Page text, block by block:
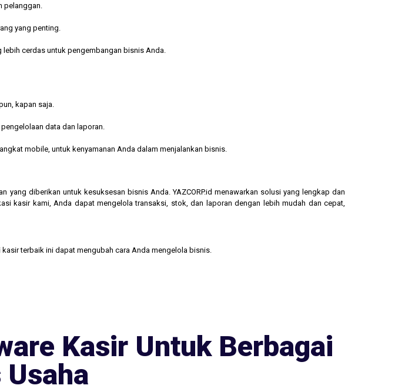
pelanggan.
yang penting.
cerdas untuk pengembangan bisnis Anda.
kapan saja.
data dan laporan.
mobile, untuk kenyamanan Anda dalam menjalankan bisnis.
diberikan untuk kesuksesan bisnis Anda. YAZCORP.id menawarkan solusi yang lengkap dan
kasir kami, Anda dapat mengelola transaksi, stok, dan laporan dengan lebih mudah dan cepat,
terbaik ini dapat mengubah cara Anda mengelola bisnis.
Kasir Untuk Berbagai